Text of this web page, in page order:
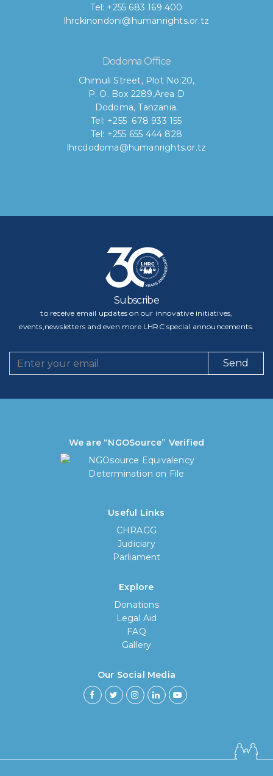
Tel: +255 683 169 400
lhrckinondoni@humanrights.or.tz
Dodoma Office
Chimuli Street, Plot No:20,
P. O. Box 2289,Area D
Dodoma, Tanzania.
Tel: +255 678 933 155
Tel: +255 655 444 828
lhrcdodoma@humanrights.or.tz
Subscribe
to receive email updates on our innovative initiatives,
events,newsletters and even more LHRC special announcements.
Send
We are “NGOSource” Verified
Useful Links
CHRAGG
Judiciary
Parliament
Explore
Donations
Legal Aid
FAQ
Gallery
Our Social Media